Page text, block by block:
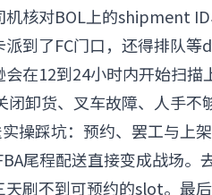
机核对BOL上的shipment
到了FC门口，还得排队
在12到24小时内开始扫
卸货、叉车故障、人手不
操踩坑：预约、罢工与上
尾程配送直接变成战场。
刷不到可预约的slot。最